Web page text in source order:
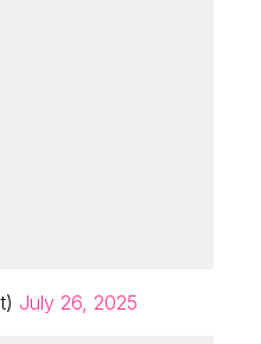
July 26, 2025